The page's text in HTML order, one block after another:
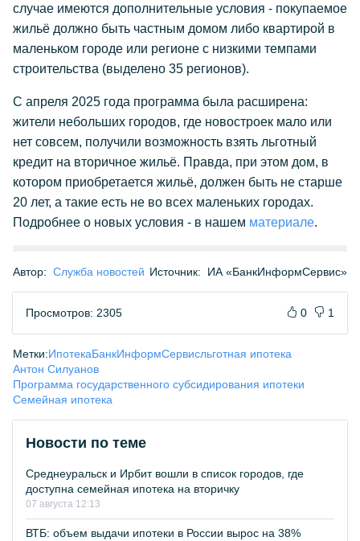
случае имеются дополнительные условия - покупаемое
жильё должно быть частным домом либо квартирой в
маленьком городе или регионе с низкими темпами
строительства (выделено 35 регионов).
С апреля 2025 года программа была расширена:
жители небольших городов, где новостроек мало или
нет совсем, получили возможность взять льготный
кредит на вторичное жильё. Правда, при этом дом, в
котором приобретается жильё, должен быть не старше
20 лет, а такие есть не во всех маленьких городах.
Подробнее о новых условия - в нашем материале.
Автор: Служба новостей Источник: ИА «БанкИнформСервис»
Просмотров: 2305 0 1
Метки:ИпотекаБанкИнформСервисльготная ипотека
Антон Силуанов
Программа государственного субсидирования ипотеки
Семейная ипотека
Новости по теме
Среднеуральск и Ирбит вошли в список городов, где
доступна семейная ипотека на вторичку
07 августа 12:13
ВТБ: объем выдачи ипотеки в России вырос на 38%